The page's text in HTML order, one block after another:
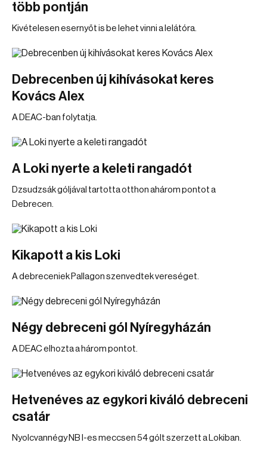
több pontján
Kivételesen esernyőt is be lehet vinni a lelátóra.
Debrecenben új kihívásokat keres
Kovács Alex
A DEAC-ban folytatja.
A Loki nyerte a keleti rangadót
Dzsudzsák góljával tartotta otthon ahárom pontot a
Debrecen.
Kikapott a kis Loki
A debreceniek Pallagon szenvedtek vereséget.
Négy debreceni gól Nyíregyházán
A DEAC elhozta a három pontot.
Hetvenéves az egykori kiváló debreceni
csatár
Nyolcvannégy NB I-es meccsen 54 gólt szerzett a Lokiban.